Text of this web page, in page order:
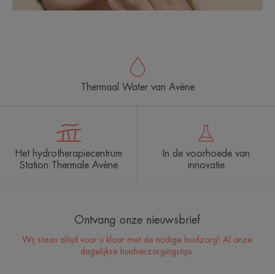
Thermaal Water van Avène
Het hydrotherapiecentrum
Station Thermale Avène
In de voorhoede van
innovatie
Ontvang onze nieuwsbrief
Wij staan altijd voor u klaar met de nodige huidzorg! Al onze
dagelijkse huidverzorgingstips.